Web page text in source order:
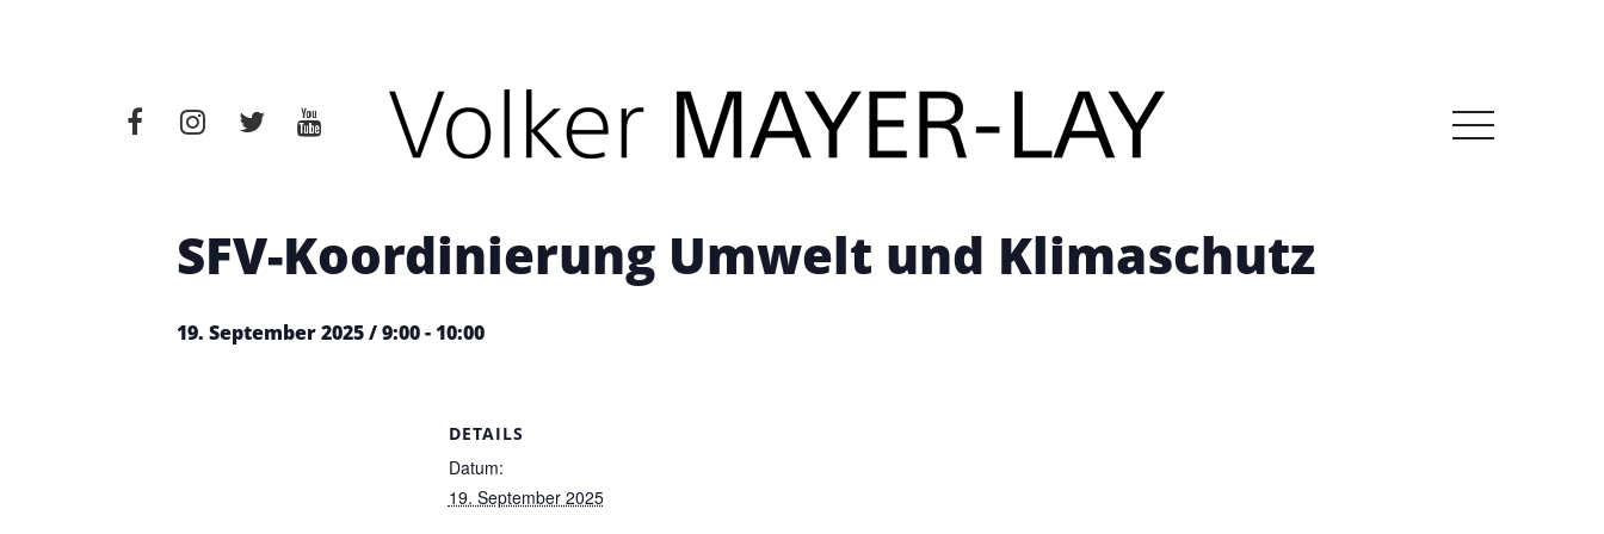
Diese Veranstaltung hat bereits stattgefunden.
SFV-Koordinierung Umwelt und Klimaschutz
19. September 2025 / 9:00-10:00
DETAILS
Datum:
19. September 2025